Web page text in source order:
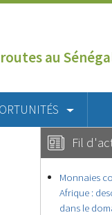
au
Fil
Monnaies
Afrique :
dans le